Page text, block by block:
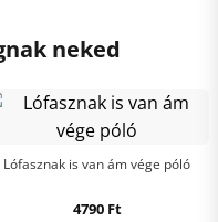
neked
Lófasznak is van ám vége póló
4790 Ft